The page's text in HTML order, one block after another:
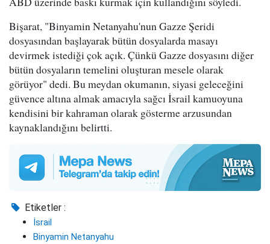
Bişarat, "Binyamin Netanyahu'nun Gazze Şeridi
dosyasından başlayarak bütün dosyalarda masayı
devirmek istediği çok açık. Çünkü Gazze dosyasını diğer
bütün dosyaların temelini oluşturan mesele olarak
görüyor" dedi. Bu meydan okumanın, siyasi geleceğini
güvence altına almak amacıyla sağcı İsrail kamuoyuna
kendisini bir kahraman olarak gösterme arzusundan
kaynaklandığını belirtti.
Etiketler :
İsrail
Binyamin Netanyahu